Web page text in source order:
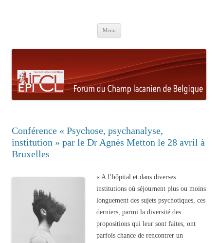
Menu
Conférence « Psychose, psychanalyse,
institution » par le Dr Agnès Metton le 28 avril à
Bruxelles
« A l’hôpital et dans diverses
institutions où séjournent plus ou moins
longuement des sujets psychotiques, ces
derniers, parmi la diversité des
propositions qui leur sont faites, ont
parfois chance de rencontrer un